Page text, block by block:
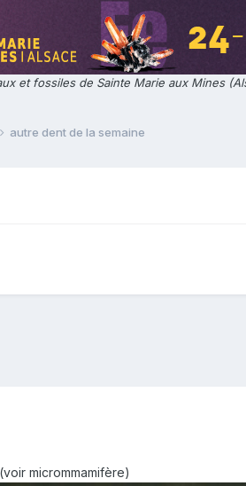
et fossiles de Sainte Marie aux Mines
autre dent de la semaine
micrommamifère)